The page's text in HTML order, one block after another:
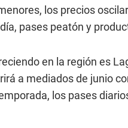
los precios
pases peatón y
en la región es
a mediados de junio
los pases